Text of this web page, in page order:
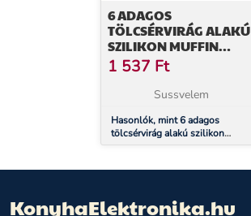
6 ADAGOS
TÖLCSÉRVIRÁG ALAKÚ
SZILIKON MUFFIN
SÜTŐFORMA
1 537 Ft
Sussvelem
Hasonlók, mint 6 adagos
tölcsérvirág alakú szilikon
muffin sütőforma
KonyhaElektronika.hu